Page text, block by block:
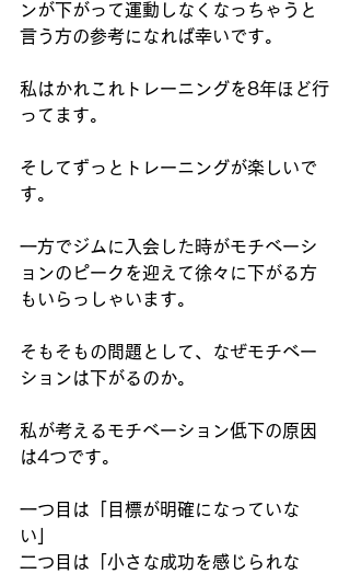
ンが下がって運動しなくなっちゃうと
言う方の参考になれば幸いです。
私はかれこれトレーニングを8年ほど行
ってます。
そしてずっとトレーニングが楽しいで
す。
一方でジムに入会した時がモチベーシ
ョンのピークを迎えて徐々に下がる方
もいらっしゃいます。
そもそもの問題として、なぜモチベー
ションは下がるのか。
私が考えるモチベーション低下の原因
は4つです。
一つ目は「目標が明確になっていな
い」
二つ目は「小さな成功を感じられな